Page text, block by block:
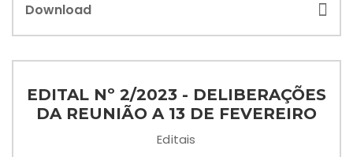
Download
EDITAL Nº 2/2023 - DELIBERAÇÕES
DA REUNIÃO A 13 DE FEVEREIRO
Editais